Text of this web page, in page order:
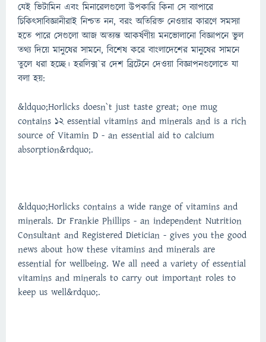
যেই ভিটামিন এবং মিনারেলগুলো উপকারি কিনা সে ব্যাপারে
চিকিৎসাবিজ্ঞানীরাই নিশ্চত নন, বরং অতিরিক্ত নেওয়ার কারণে সমস্যা
হতে পারে সেগুলো আজ অত্যন্ত আকর্ষণীয় মনভোলানো বিজ্ঞাপনে ভুল
তথ্য দিয়ে মানুষের সামনে, বিশেষ করে বাংলাদেশের মানুষের সামনে
তুলে ধরা হচ্ছে। হরলিক্স`র দেশ ব্রিটেনে দেওয়া বিজ্ঞাপনগুলোতে যা
বলা হয়:
&ldquo;Horlicks doesn`t just taste great; one mug
contains 12 essential vitamins and minerals and is a rich
source of Vitamin D - an essential aid to calcium
absorption&rdquo;.
&ldquo;Horlicks contains a wide range of vitamins and
minerals. Dr Frankie Phillips - an independent Nutrition
Consultant and Registered Dietician - gives you the good
news about how these vitamins and minerals are
essential for wellbeing. We all need a variety of essential
vitamins and minerals to carry out important roles to
keep us well&rdquo;.